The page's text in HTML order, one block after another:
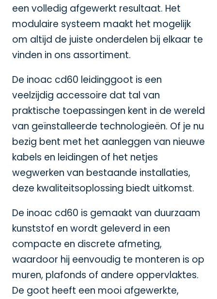
een volledig afgewerkt resultaat. Het
modulaire systeem maakt het mogelijk
om altijd de juiste onderdelen bij elkaar te
vinden in ons assortiment.
De inoac cd60 leidinggoot is een
veelzijdig accessoire dat tal van
praktische toepassingen kent in de wereld
van geïnstalleerde technologieën. Of je nu
bezig bent met het aanleggen van nieuwe
kabels en leidingen of het netjes
wegwerken van bestaande installaties,
deze kwaliteitsoplossing biedt uitkomst.
De inoac cd60 is gemaakt van duurzaam
kunststof en wordt geleverd in een
compacte en discrete afmeting,
waardoor hij eenvoudig te monteren is op
muren, plafonds of andere oppervlaktes.
De goot heeft een mooi afgewerkte,